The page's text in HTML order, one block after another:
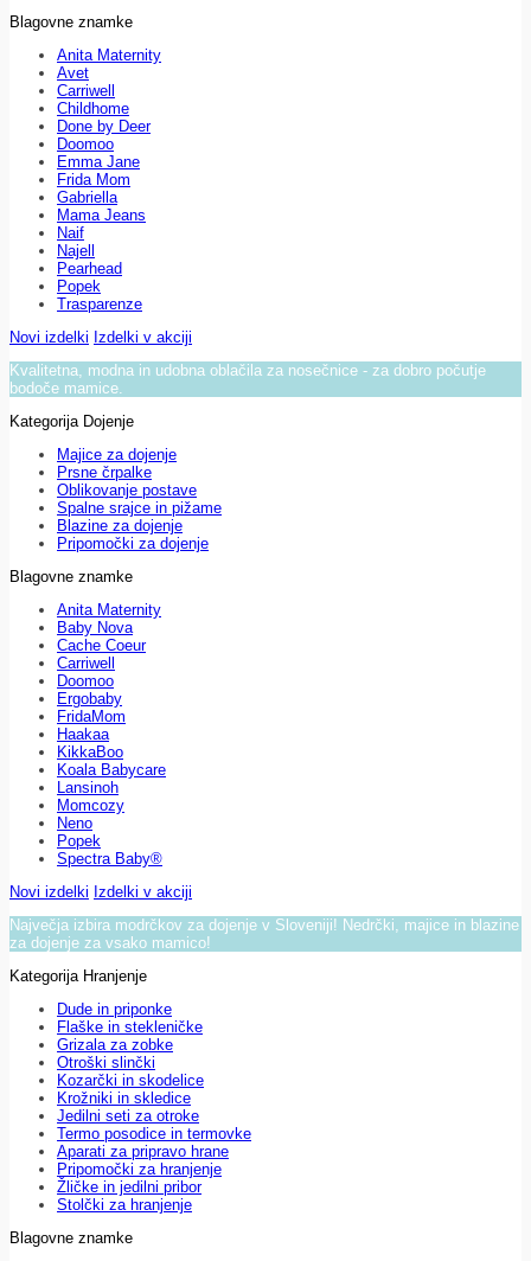
Blagovne znamke
Anita Maternity
Avet
Carriwell
Childhome
Done by Deer
Doomoo
Emma Jane
Frida Mom
Gabriella
Mama Jeans
Naif
Najell
Pearhead
Popek
Trasparenze
Novi izdelki Izdelki v akciji
Kvalitetna, modna in udobna oblačila za nosečnice - za dobro počutje
bodoče mamice.
Kategorija Dojenje
Majice za dojenje
Prsne črpalke
Oblikovanje postave
Spalne srajce in pižame
Blazine za dojenje
Pripomočki za dojenje
Blagovne znamke
Anita Maternity
Baby Nova
Cache Coeur
Carriwell
Doomoo
Ergobaby
FridaMom
Haakaa
KikkaBoo
Koala Babycare
Lansinoh
Momcozy
Neno
Popek
Spectra Baby®
Novi izdelki Izdelki v akciji
Največja izbira modrčkov za dojenje v Sloveniji! Nedrčki, majice in blazine
za dojenje za vsako mamico!
Kategorija Hranjenje
Dude in priponke
Flaške in stekleničke
Grizala za zobke
Otroški slinčki
Kozarčki in skodelice
Krožniki in skledice
Jedilni seti za otroke
Termo posodice in termovke
Aparati za pripravo hrane
Pripomočki za hranjenje
Žličke in jedilni pribor
Stolčki za hranjenje
Blagovne znamke